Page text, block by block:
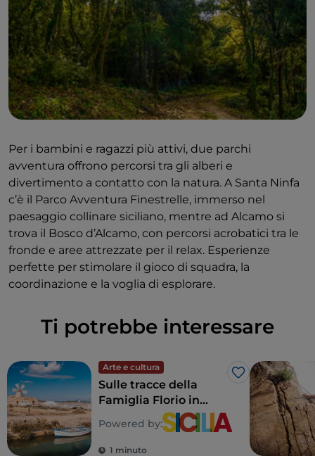
Per i bambini e ragazzi più attivi, due parchi
avventura offrono percorsi tra gli alberi e
divertimento a contatto con la natura. A Santa Ninfa
c’è il Parco Avventura Finestrelle, immerso nel
paesaggio collinare siciliano, mentre ad Alcamo si
trova il Bosco d’Alcamo, con percorsi acrobatici tra le
fronde e aree attrezzate per il relax. Esperienze
perfette per stimolare il gioco di squadra, la
coordinazione e la voglia di esplorare.
Ti potrebbe interessare
Arte e cultura
Like
Sulle tracce della
Famiglia Florio in
Powered by:
1 minuto